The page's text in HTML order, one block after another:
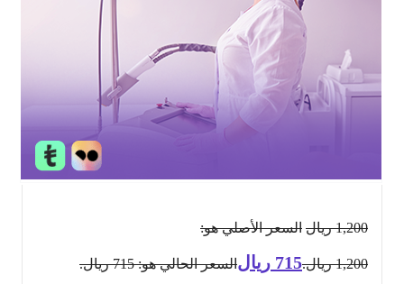
1,200 ريال السعر الأصلي هو:
1,200 ريال. 715 ريالالسعر الحالي هو: 715 ريال.